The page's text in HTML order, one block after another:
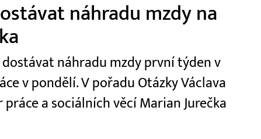
náhradu mzdy na
náhradu mzdy první týden v
v pondělí. V pořadu Otázky Václava
a sociálních věcí Marian Jurečka